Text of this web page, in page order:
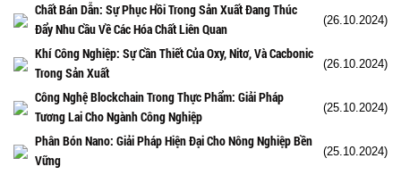
Chất Bán Dẫn: Sự Phục Hồi Trong Sản Xuất Đang Thúc
Đẩy Nhu Cầu Về Các Hóa Chất Liên Quan
(26.10.2024)
Khí Công Nghiệp: Sự Cần Thiết Của Oxy, Nitơ, Và Cacbonic
Trong Sản Xuất
(26.10.2024)
Công Nghệ Blockchain Trong Thực Phẩm: Giải Pháp
Tương Lai Cho Ngành Công Nghiệp
(25.10.2024)
Phân Bón Nano: Giải Pháp Hiện Đại Cho Nông Nghiệp Bền
Vững
(25.10.2024)